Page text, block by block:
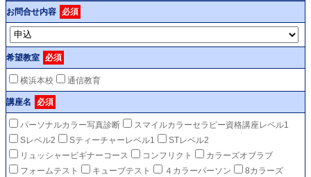
お問合せ内容 必須
希望教室 必須
横浜本校 通信教育
講座名 必須
パーソナルカラー写真診断
スマイルカラーセラピー資格講座レベル1
Sレベル2
Sティーチャーレベル1
STレベル2
リュッシャービギナーコース
コンフリクト
カラーズオブラブ
フォームテスト
キューブテスト ４カラーパーソン
8カラーズ